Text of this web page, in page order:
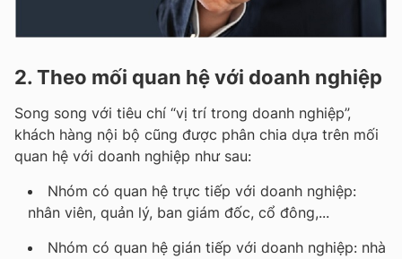
2. Theo mối quan hệ với doanh nghiệp
Song song với tiêu chí “vị trí trong doanh nghiệp”,
khách hàng nội bộ cũng được phân chia dựa trên mối
quan hệ với doanh nghiệp như sau:
Nhóm có quan hệ trực tiếp với doanh nghiệp:
nhân viên, quản lý, ban giám đốc, cổ đông,...
Nhóm có quan hệ gián tiếp với doanh nghiệp: nhà